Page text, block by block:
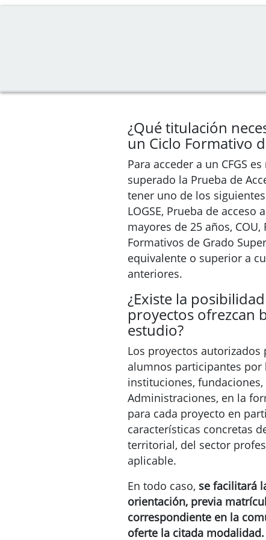
¿Qué titulación
un Ciclo Formativo
Para acceder a un CFGS
superado la Prueba de
tener uno de los
LOGSE, Prueba de acceso
mayores de 25 años, COU,
Formativos de Grado
equivalente o superior a
anteriores.
¿Existe la
proyectos ofrezcan
estudio?
Los proyectos
alumnos participantes por
instituciones,
Administraciones, en la
para cada proyecto en
características concretas
territorial, del sector
aplicable.
En todo caso, se facilitará
orientación, previa
correspondiente en la
oferte la citada modalidad.